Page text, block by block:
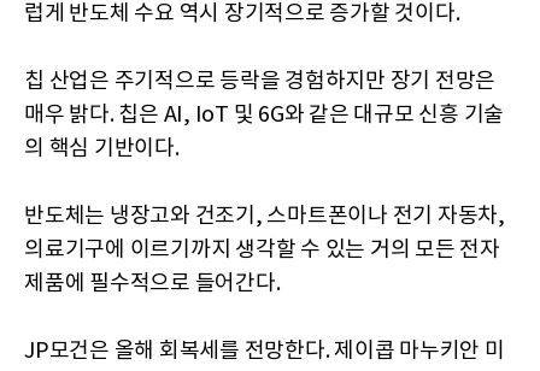
럽게 반도체 수요 역시 장기적으로 증가할 것이다.
칩 산업은 주기적으로 등락을 경험하지만 장기 전망은
매우 밝다. 칩은 AI, IoT 및 6G와 같은 대규모 신흥 기술
의 핵심 기반이다.
반도체는 냉장고와 건조기, 스마트폰이나 전기 자동차,
의료기구에 이르기까지 생각할 수 있는 거의 모든 전자
제품에 필수적으로 들어간다.
JP모건은 올해 회복세를 전망한다. 제이콥 마누키안 미